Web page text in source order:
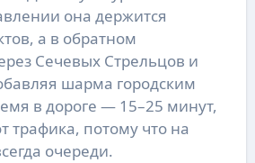
она держится
а в обратном
Сечевых Стрельцов и
шарма городским
в дороге — 15–25 минут,
трафика, потому что на
очереди.